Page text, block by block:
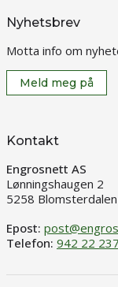
Nyhetsbrev
Motta info om
Meld meg på
Kontakt
Engrosnett AS
Lønningshaugen 2
5258 Blomsterdalen
Epost:
Telefon: 942 22 237